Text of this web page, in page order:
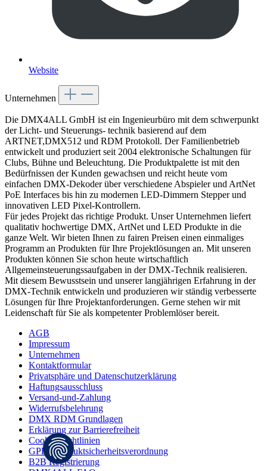
Website
Unternehmen
Die DMX4ALL GmbH ist ein Ingenieurbüro mit dem schwerpunkt
der Licht- und Steuerungs- technik basierend auf dem
ARTNET,DMX512 und RDM Protokoll. Der Familienbetrieb
entwickelt und produziert seit 2004 elektronische Schaltungen für
Clubs, Bühne und Beleuchtung. Die Produktpalette ist mit den
Bedürfnissen der Kunden gewachsen und reicht heute vom
einfachen DMX-Dekoder über verschiedene Abspieler und ArtNet
PoE Interfaces bis hin zu modernen LED-Dimmern Stepper und
innovativen LED Pixel-Kontrollern.
Für jedes Projekt das richtige Produkt. Unser Unternehmen liefert
qualitativ hochwertige DMX, ArtNet und LED Produkte in die
ganze Welt. Wir bieten Ihnen zu fairen Preisen einen einmaliges
Programm an Produkten für Ihre Projektlösungen an. Mit unseren
Produkten können Sie schon heute wirtschaftlich
Allgemeinsteuerungssaufgaben in der DMX-Technik realisieren.
Mit diesem Bewusstsein und unserer langjährigen Erfahrung in der
DMX-Technik entwickeln und produzieren wir ständig verbesserte
Lösungen für Ihre Projektanforderungen. Gerne stehen wir mit
Leidenschaft für Sie als kompetenter Problemlöser bereit.
AGB
Impressum
Unternehmen
Kontaktformular
Privatsphäre und Datenschutzerklärung
Haftungsausschluss
Versand-und-Zahlung
Widerrufsbelehrung
DMX RDM Grundlagen
Erklärung zur Barrierefreiheit
Cookie-Richtlinien
GPRS Produktsicherheitsverordnung
B2B Registrierung